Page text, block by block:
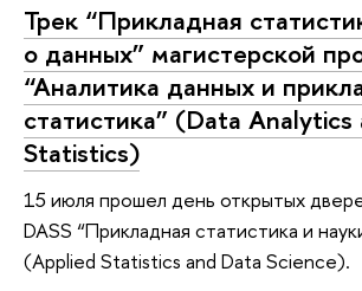
Трек “Прикладная
о данных” магистерской
“Аналитика данных и
статистика” (Data Analytics
Statistics)
15 июля прошел день открытых
DASS “Прикладная статистика и
(Applied Statistics and Data Science).